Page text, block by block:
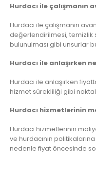
Hurdacı ile çalışmanın
Hurdacı ile çalışmanın
değerlendirilmesi, temizlik
bulunulması gibi unsurlar
Hurdacı ile anlaşırken
Hurdacı ile anlaşırken
hizmet sürekliliği gibi
Hurdacı hizmetlerinin
Hurdacı hizmetlerinin
ve hurdacının
nedenle fiyat öncesinde